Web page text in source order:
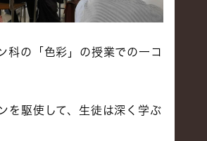
科の「色彩」の授業での一コ
を駆使して、生徒は深く学ぶ